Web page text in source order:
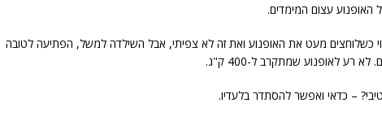
האופנוע עצום המימדים.
כשלוחצים מעט את האופנוע ואת זה לא צפיתי, אבל השילדה למשל, הפתיעה לטובה
רע לאופנוע שמתקרב ל-400 ק"ג.
– כדאי ואפשר להסתדר בלעדיו.